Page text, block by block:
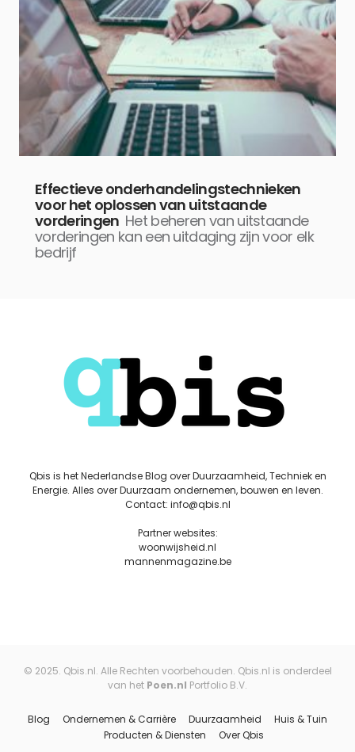
Effectieve onderhandelingstechnieken
voor het oplossen van uitstaande
vorderingen Het beheren van uitstaande
vorderingen kan een uitdaging zijn voor elk
bedrijf
Qbis is het Nederlandse Blog over Duurzaamheid, Techniek en
Energie. Alles over Duurzaam ondernemen, bouwen en leven.
Contact: info@qbis.nl
Partner websites:
woonwijsheid.nl
mannenmagazine.be
© 2025. Qbis.nl. Alle Rechten voorbehouden. Qbis.nl is onderdeel
van het Poen.nl Portfolio B.V.
Blog Ondernemen & Carrière Duurzaamheid
Huis & Tuin
Producten & Diensten
Over Qbis